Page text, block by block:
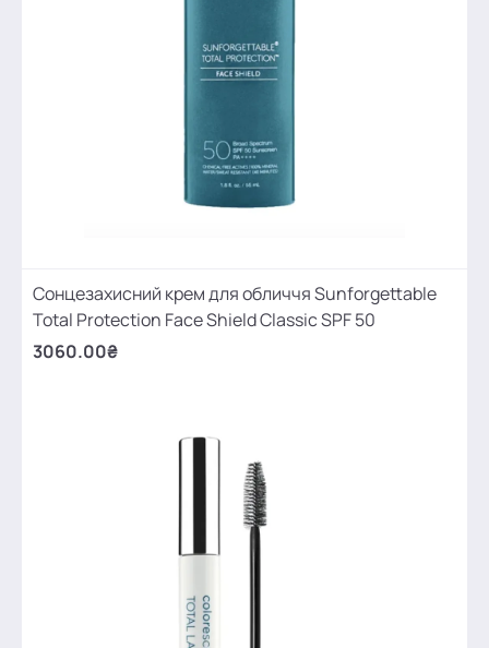
Сонцезахисний крем для обличчя Sunforgettable
Total Protection Face Shield Classic SPF 50
3060.00₴